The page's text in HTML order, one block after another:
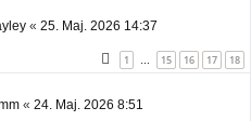
« 25. Maj. 2026 14:37
1 … 15 16 17 18
« 24. Maj. 2026 8:51